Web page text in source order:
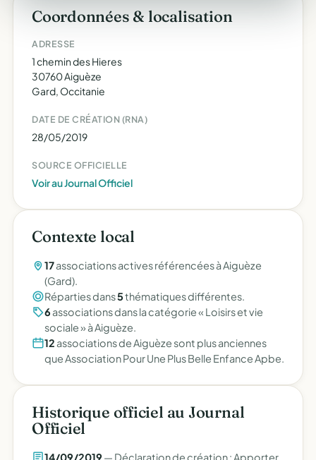
Coordonnées & localisation
ADRESSE
1 chemin des Hieres
30760 Aiguèze
Gard, Occitanie
DATE DE CRÉATION (RNA)
28/05/2019
SOURCE OFFICIELLE
Voir au Journal Officiel
Contexte local
17associations actives référencées à Aiguèze
(Gard).
Réparties dans5thématiques différentes.
6 associations dans la catégorie « Loisirs et vie
sociale » à Aiguèze.
12 associations de Aiguèze sont plus anciennes
que Association Pour Une Plus Belle Enfance Apbe.
Historique officiel au Journal
Officiel
14/09/2019 — Déclaration de création : Apporter